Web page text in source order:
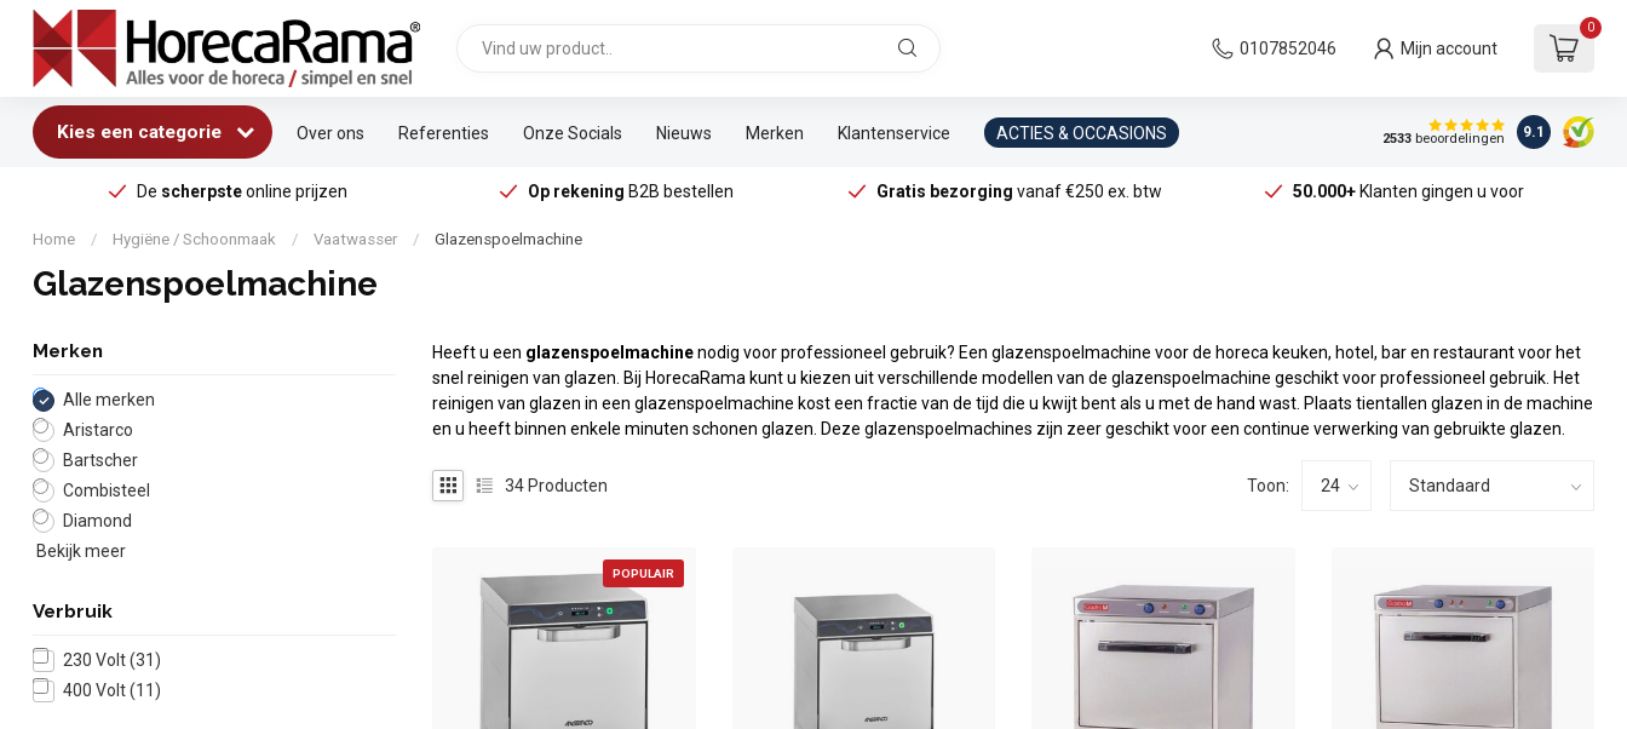
0107852046 Mijn account
0
Kies een categorie Over ons Referenties Onze Socials Nieuws Merken Klantenservice ACTIES & OCCASIONS 2533beoordelingen 9.1
De scherpsteonline prijzen Op rekening B2B bestellen Gratis bezorging vanaf €250 ex. btw 50.000+Klanten gingen u voor
Home / Hygiëne / Schoonmaak / Vaatwasser / Glazenspoelmachine
Glazenspoelmachine
Merken
Alle merken
Aristarco
Bartscher
Combisteel
Diamond
Bekijk meer
Verbruik
230 Volt(31)
400 Volt(11)
Heeft u een glazenspoelmachinenodig voor professioneel gebruik? Een glazenspoelmachine voor de horeca keuken, hotel, bar en restaurant voor het
snel reinigen van glazen. Bij HorecaRama kunt u kiezen uit verschillende modellen van de glazenspoelmachine geschikt voor professioneel gebruik. Het
reinigen van glazen in een glazenspoelmachine kost een fractie van de tijd die u kwijt bent als u met de hand wast. Plaats tientallen glazen in de machine
en u heeft binnen enkele minuten schonen glazen. Deze glazenspoelmachines zijn zeer geschikt voor een continue verwerking van gebruikte glazen.
34Producten Toon:
POPULAIR